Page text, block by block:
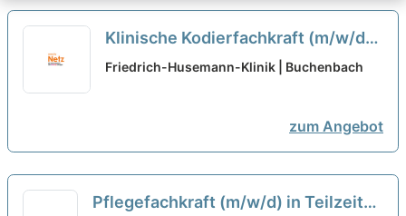
Klinische Kodierfachkraft (m/w/d)
Teilzeit neu
Friedrich-Husemann-Klinik | Buchenbach
zum Angebot
Pflegefachkraft (m/w/d) in Teilzeit